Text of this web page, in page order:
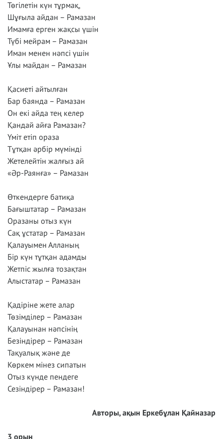
Төгілетін күн тұрмақ,
Шұғыла айдан – Рамазан
Имамға ерген жақсы үшін
Түбі мейрам – Рамазан
Иман менен нәпсі үшін
Ұлы майдан – Рамазан
Қасиеті айтылған
Бар баянда – Рамазан
Он екі айда тең келер
Қандай айға Рамазан?
Үміт етіп ораза
Тұтқан әрбір мүмінді
Жетелейтін жалғыз ай
«Әр-Раянға» – Рамазан
Өткендерге батиқа
Бағыштатар – Рамазан
Оразаны отыз күн
Сақ ұстатар – Рамазан
Қалауымен Алланың
Бір күн тұтқан адамды
Жетпіс жылға тозақтан
Алыстатар – Рамазан
Қадіріне жете алар
Төзімділер – Рамазан
Қалауынан нәпсінің
Безіндірер – Рамазан
Тақуалық және де
Көркем мінез сипатын
Отыз күнде пендеге
Сезіндірер – Рамазан!
Авторы, ақын Еркебұлан Қайназар
3 орын